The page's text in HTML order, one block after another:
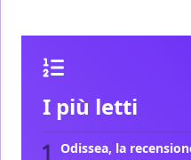
I più letti
Odissea, la